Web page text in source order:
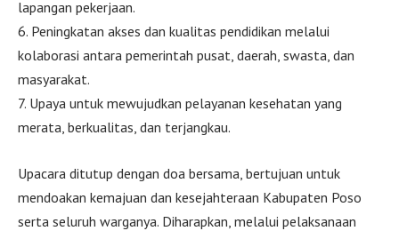
lapangan pekerjaan.
6. Peningkatan akses dan kualitas pendidikan melalui
kolaborasi antara pemerintah pusat, daerah, swasta, dan
masyarakat.
7. Upaya untuk mewujudkan pelayanan kesehatan yang
merata, berkualitas, dan terjangkau.
Upacara ditutup dengan doa bersama, bertujuan untuk
mendoakan kemajuan dan kesejahteraan Kabupaten Poso
serta seluruh warganya. Diharapkan, melalui pelaksanaan